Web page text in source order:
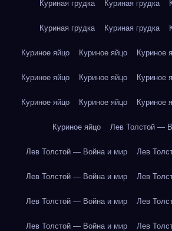
Куриная грудка Куриная грудка
Куриная грудка Куриная грудка
Куриное яйцо Куриное яйцо Куриное
Куриное яйцо Куриное яйцо Куриное
Куриное яйцо Куриное яйцо Куриное
Куриное яйцо Лев Толстой —
Лев Толстой — Война и мир Лев
Лев Толстой — Война и мир Лев
Лев Толстой — Война и мир Лев
Лев Толстой — Война и мир Лев